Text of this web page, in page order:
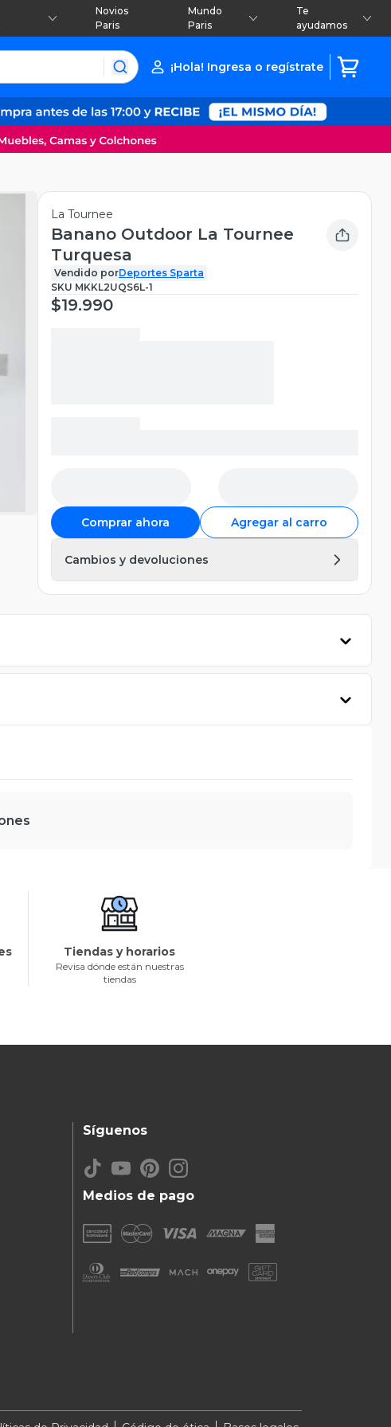
Novios
Paris
Mundo
Paris
Te
ayudamos
¡Hola! Ingresa o regístrate
La Tournee
Banano Outdoor La Tournee
Turquesa
Vendido porDeportes Sparta
SKU MKKL2UQS6L-1
$19.990
Comprar ahora Agregar al carro
Cambios y devoluciones
Tiendas y horarios
Revisa dónde están nuestras
tiendas
Medios de pago
Síguenos